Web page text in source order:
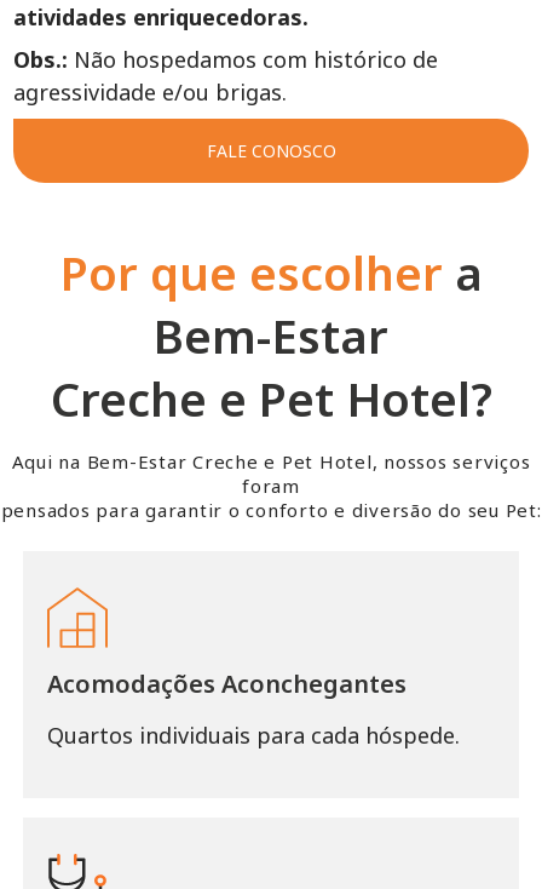
atividades enriquecedoras.
Obs.: Não hospedamos com histórico de
agressividade e/ou brigas.
FALE CONOSCO
Por que escolher a
Bem-Estar
Creche e Pet Hotel?
Aqui na Bem-Estar Creche e Pet Hotel, nossos serviços
foram
pensados para garantir o conforto e diversão do seu Pet:
Acomodações Aconchegantes
Quartos individuais para cada hóspede.